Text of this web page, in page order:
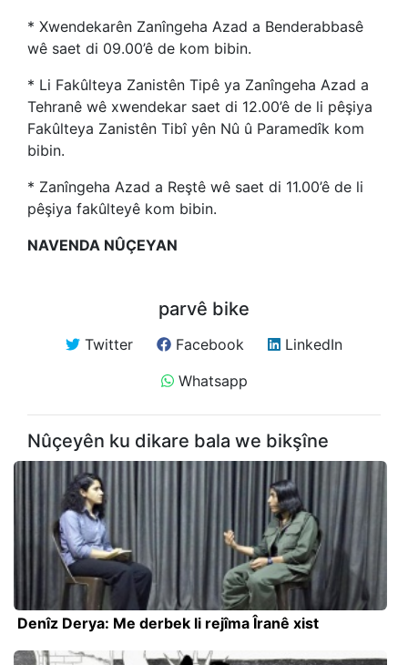
* Xwendekarên Zanîngeha Azad a Benderabbasê
wê saet di 09.00’ê de kom bibin.
* Li Fakûlteya Zanistên Tipê ya Zanîngeha Azad a
Tehranê wê xwendekar saet di 12.00’ê de li pêşiya
Fakûlteya Zanistên Tibî yên Nû û Paramedîk kom
bibin.
* Zanîngeha Azad a Reştê wê saet di 11.00’ê de li
pêşiya fakûlteyê kom bibin.
NAVENDA NÛÇEYAN
parvê bike
Twitter Facebook
LinkedIn
Whatsapp
Nûçeyên ku dikare bala we bikşîne
Denîz Derya: Me derbek li rejîma Îranê xist